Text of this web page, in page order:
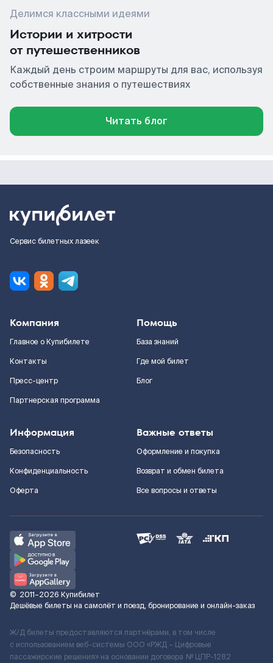
Делимся классными идеями
Истории и хитрости
от путешественников
Каждый день строим маршруты для вас, используя
собственные знания о путешествиях
Читать блог
Сервис билетных лазеек
Компания
Главное о Купибилете
Контакты
Пресс-центр
Партнерская программа
Помощь
База знаний
Где мой билет
Блог
Информация
Безопасность
Конфиденциальность
Оферта
Важные ответы
Оформление и покупка
Возврат и обмен билета
Все вопросы и ответы
© 2011–2026 Купибилет
Дешёвые билеты на самолёт и поезд, бронирование и онлайн-заказ
Ж/Д билеты предоставляются партнёрами, в том числе
с использованием веб-системы ООО «РЖД – Цифровые
пассажирские решения» на основании договора № ЦПР-1282